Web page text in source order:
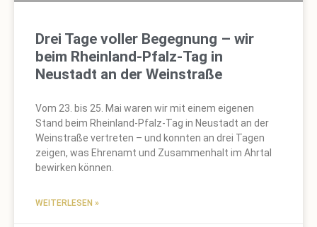
Drei Tage voller Begegnung – wir
beim Rheinland-Pfalz-Tag in
Neustadt an der Weinstraße
Vom 23. bis 25. Mai waren wir mit einem eigenen
Stand beim Rheinland-Pfalz-Tag in Neustadt an der
Weinstraße vertreten – und konnten an drei Tagen
zeigen, was Ehrenamt und Zusammenhalt im Ahrtal
bewirken können.
WEITERLESEN »